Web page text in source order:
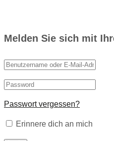
Melden Sie sich mit
Passwort vergessen?
Erinnere dich an mich